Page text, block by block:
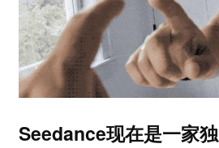
Seedance现在是一家